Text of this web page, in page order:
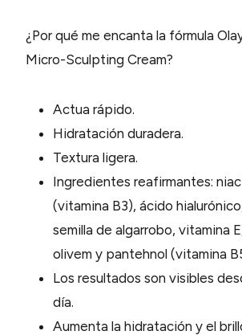
¿Por qué me encanta la fórmula
Micro-Sculpting Cream?
Actua rápido.
Hidratación duradera.
Textura ligera.
Ingredientes reafirmantes:
(vitamina B3), ácido
semilla de algarrobo, vitamina
olivem y pantehnol (vitamina
Los resultados son visibles
día.
Aumenta la hidratación y el